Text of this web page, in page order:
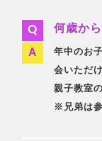
何歳か
年中のお
会いただ
親子教室
※兄弟は